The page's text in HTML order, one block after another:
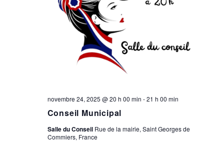
Conseil Municipal
novembre 24, 2025 @ 20 h 00 min -21 h 00 min
Salle du Conseil Rue de la mairie, Saint Georges de
Commiers, France